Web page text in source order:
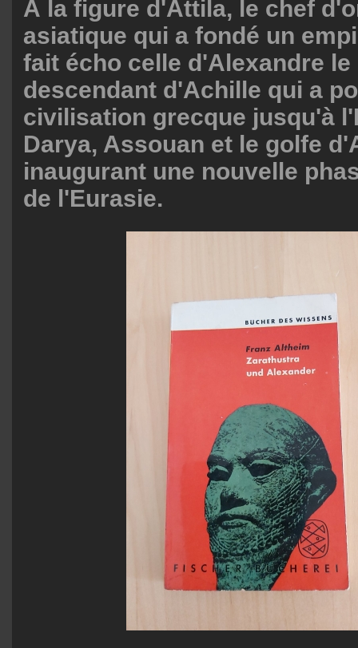
À la figure d'Attila, le chef
asiatique qui a fondé un
fait écho celle d'Alexandre le
descendant d'Achille qui a
civilisation grecque jusqu'à
Darya, Assouan et le golfe
inaugurant une nouvelle
de l'Eurasie.